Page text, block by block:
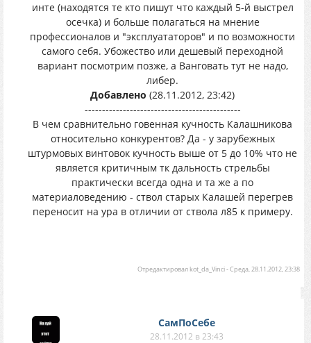
инте (находятся те кто пишут что каждый 5-й выстрел
осечка) и больше полагаться на мнение
профессионалов и "эксплуататоров" и по возможности
самого себя. Убожество или дешевый переходной
вариант посмотрим позже, а Ванговать тут не надо,
либер.
Добавлено (28.11.2012, 23:42)
---------------------------------------------
В чем сравнительно говенная кучность Калашникова
относительно конкурентов? Да - у зарубежных
штурмовых винтовок кучность выше от 5 до 10% что не
является критичным тк дальность стрельбы
практически всегда одна и та же а по
материаловедению - ствол старых Калашей перегрев
переносит на ура в отличии от ствола л85 к примеру.
Отредактировал kot_da_Vinci-Среда, 28.11.2012, 23:38
СамПоСебе
28.11.2012 в 23:43